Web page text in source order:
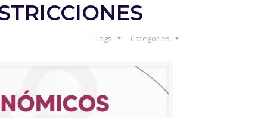
Categories
Tags